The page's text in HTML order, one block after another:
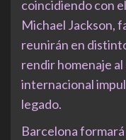
coincidiendo con
Michael Jackson,
reunirán en
rendir homenaje
internacional
legado.
Barcelona